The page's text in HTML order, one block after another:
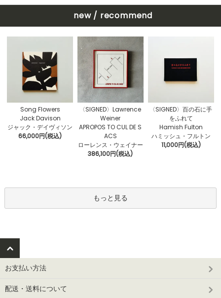
new / recommend
Song Flowers
Jack Davison
ジャック・デイヴィソン
66,000円(税込)
〈SIGNED〉Lawrence
Weiner
APROPOS TO CUL DE S
ACS
ローレンス・ウェイナー
386,100円(税込)
〈SIGNED〉百の石に手
をふれて
Hamish Fulton
ハミッシュ・フルトン
11,000円(税込)
もっと見る
お支払い方法
配送・送料について